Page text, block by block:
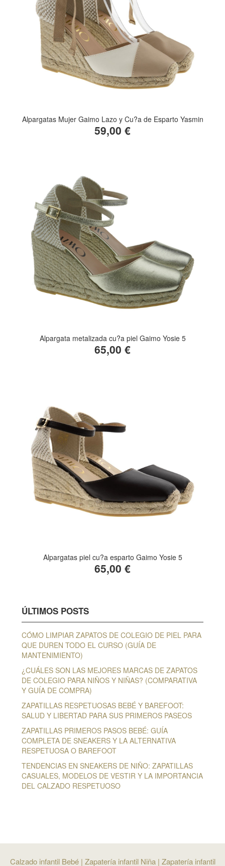
Alpargatas Mujer Gaimo Lazo y Cu?a de Esparto Yasmin
59,00 €
Alpargata metalizada cu?a piel Gaimo Yosie 5
65,00 €
Alpargatas piel cu?a esparto Gaimo Yosie 5
65,00 €
ÚLTIMOS POSTS
CÓMO LIMPIAR ZAPATOS DE COLEGIO DE PIEL PARA
QUE DUREN TODO EL CURSO (GUÍA DE
MANTENIMIENTO)
¿CUÁLES SON LAS MEJORES MARCAS DE ZAPATOS
DE COLEGIO PARA NIÑOS Y NIÑAS? (COMPARATIVA
Y GUÍA DE COMPRA)
ZAPATILLAS RESPETUOSAS BEBÉ Y BAREFOOT:
SALUD Y LIBERTAD PARA SUS PRIMEROS PASEOS
ZAPATILLAS PRIMEROS PASOS BEBÉ: GUÍA
COMPLETA DE SNEAKERS Y LA ALTERNATIVA
RESPETUOSA O BAREFOOT
TENDENCIAS EN SNEAKERS DE NIÑO: ZAPATILLAS
CASUALES, MODELOS DE VESTIR Y LA IMPORTANCIA
DEL CALZADO RESPETUOSO
Calzado infantil Bebé| Zapatería infantil Niña| Zapatería infantil